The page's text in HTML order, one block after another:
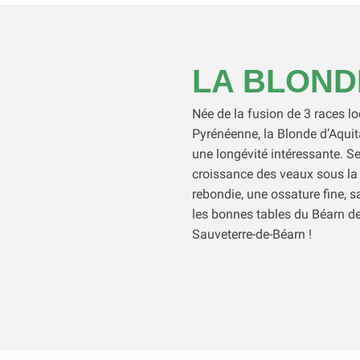
LA
Née de la fusion de 3 races
Pyrénéenne, la Blonde
une longévité intéressante.
croissance des veaux sous
rebondie, une ossature fine,
les bonnes tables du Béarn
Sauveterre-de-Béarn !